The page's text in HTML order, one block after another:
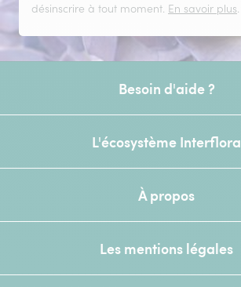
désinscrire à tout moment. En savoir plus.
Besoin d'aide ?
L'écosystème Interflora
À propos
Les mentions légales